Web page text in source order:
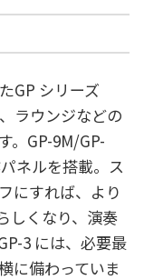
GP シリーズ
ラウンジなどの
。GP-9M/GP-
ネルを搭載。ス
にすれば、より
しくなり、演奏
3 には、必要最
に備わっていま